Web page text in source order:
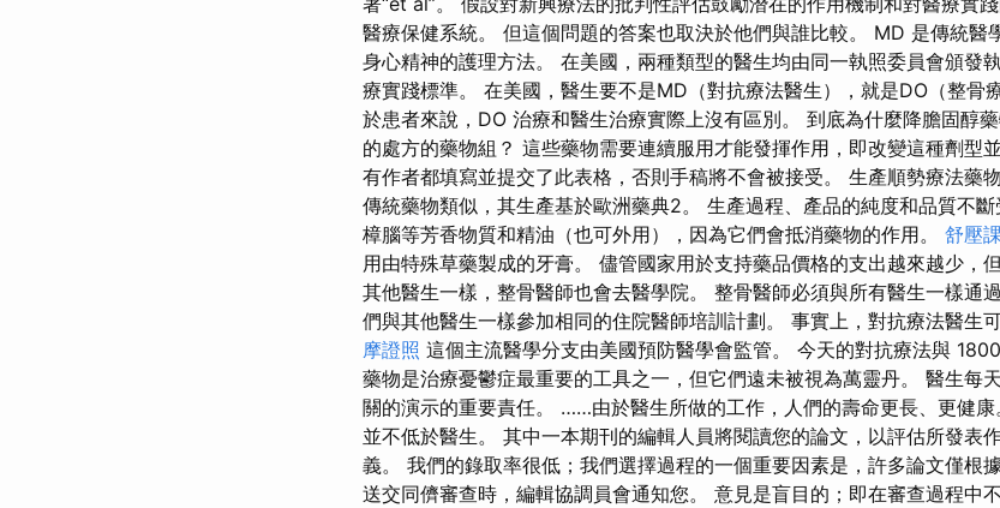
醫療保健系統。 但這個問題的答案也取決於他們與誰比較。 MD 是傳統醫
身心精神的護理方法。 在美國，兩種類型的醫生均由同一執照委員會頒發
療實踐標準。 在美國，醫生要不是MD（對抗療法醫生），就是DO（整骨
於患者來說，DO 治療和醫生治療實際上沒有區別。 到底為什麼降膽固醇
的處方的藥物組？ 這些藥物需要連續服用才能發揮作用，即改變這種劑型
有作者都填寫並提交了此表格，否則手稿將不會被接受。 生產順勢療法藥
傳統藥物類似，其生產基於歐洲藥典2。 生產過程、產品的純度和品質不斷
樟腦等芳香物質和精油（也可外用），因為它們會抵消藥物的作用。 舒壓
用由特殊草藥製成的牙膏。 儘管國家用於支持藥品價格的支出越來越少，
其他醫生一樣，整骨醫師也會去醫學院。 整骨醫師必須與所有醫生一樣通
們與其他醫生一樣參加相同的住院醫師培訓計劃。 事實上，對抗療法醫生
摩證照 這個主流醫學分支由美國預防醫學會監管。 今天的對抗療法與
藥物是治療憂鬱症最重要的工具之一，但它們遠未被視為萬靈丹。 醫生每
關的演示的重要責任。 ……由於醫生所做的工作，人們的壽命更長、更健
並不低於醫生。 其中一本期刊的編輯人員將閱讀您的論文，以評估所發表
義。 我們的錄取率很低；我們選擇過程的一個重要因素是，許多論文僅根
送交同儕審查時，編輯協調員會通知您。 意見是盲目的；即在審查過程中